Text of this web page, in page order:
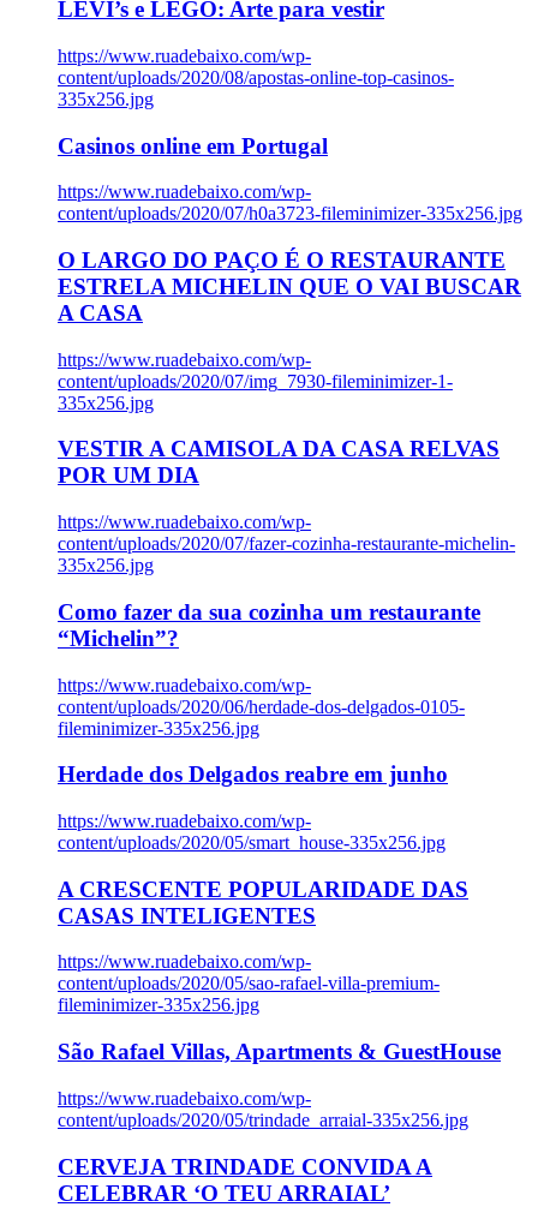
LEVI’s e LEGO: Arte para vestir
https://www.ruadebaixo.com/wp-
content/uploads/2020/08/apostas-online-top-casinos-
335x256.jpg
Casinos online em Portugal
https://www.ruadebaixo.com/wp-
content/uploads/2020/07/h0a3723-fileminimizer-335x256.jpg
O LARGO DO PAÇO É O RESTAURANTE
ESTRELA MICHELIN QUE O VAI BUSCAR
A CASA
https://www.ruadebaixo.com/wp-
content/uploads/2020/07/img_7930-fileminimizer-1-
335x256.jpg
VESTIR A CAMISOLA DA CASA RELVAS
POR UM DIA
https://www.ruadebaixo.com/wp-
content/uploads/2020/07/fazer-cozinha-restaurante-michelin-
335x256.jpg
Como fazer da sua cozinha um restaurante
“Michelin”?
https://www.ruadebaixo.com/wp-
content/uploads/2020/06/herdade-dos-delgados-0105-
fileminimizer-335x256.jpg
Herdade dos Delgados reabre em junho
https://www.ruadebaixo.com/wp-
content/uploads/2020/05/smart_house-335x256.jpg
A CRESCENTE POPULARIDADE DAS
CASAS INTELIGENTES
https://www.ruadebaixo.com/wp-
content/uploads/2020/05/sao-rafael-villa-premium-
fileminimizer-335x256.jpg
São Rafael Villas, Apartments & GuestHouse
https://www.ruadebaixo.com/wp-
content/uploads/2020/05/trindade_arraial-335x256.jpg
CERVEJA TRINDADE CONVIDA A
CELEBRAR ‘O TEU ARRAIAL’